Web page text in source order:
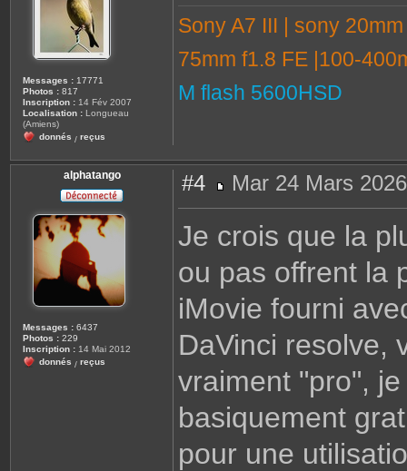
Messages : 17771
Photos : 817
Inscription : 14 Fév 2007
Localisation : Longueau
(Amiens)
donnés / reçus
Sony A7 III | sony
75mm f1.8 FE |100-
M flash 5600HSD
alphatango
Messages : 6437
Photos : 229
Inscription : 14 Mai 2012
donnés / reçus
#4
e
Mar 24 Mars
Je crois que la
ou pas offrent la
iMovie fourni
DaVinci resolve,
vraiment "pro",
basiquement
pour une